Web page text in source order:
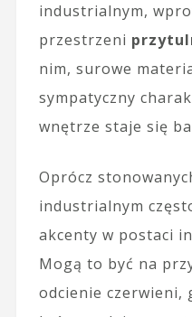
industrialnym,
przestrzeni
nim, surowe
sympatyczny
wnętrze staje się
Oprócz
industrialnym
akcenty w postaci
Mogą to być na
odcienie czerwieni,